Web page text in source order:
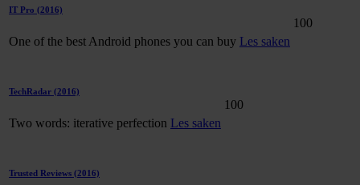
IT Pro (2016)
One of the best Android phones you can buy Les saken
100
TechRadar (2016)
Two words: iterative perfection Les saken
100
Trusted Reviews (2016)